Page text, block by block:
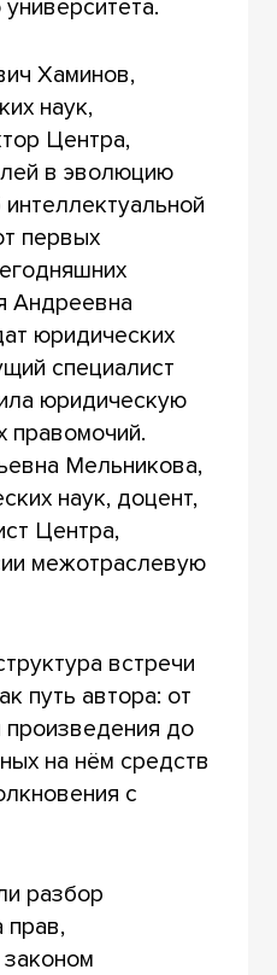
Хаминов,
наук,
Центра,
в эволюцию
первых
Андреевна
юридических
специалист
юридическую
правомочий.
Мельникова,
наук, доцент,
Центра,
межотраслевую
встречи
путь автора: от
произведения до
на нём средств
с
разбор
прав,